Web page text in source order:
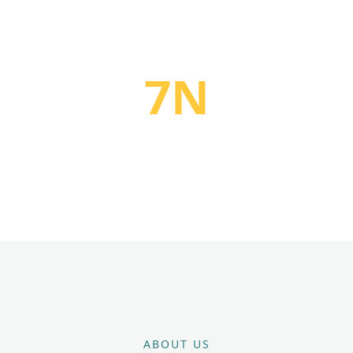
7N
ABOUT US